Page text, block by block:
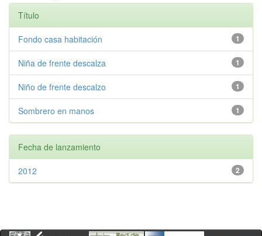
Título
1
Fondo casa habitación
1
Niña de frente descalza
1
Niño de frente descalzo
1
Sombrero en manos
Fecha de lanzamiento
2
2012